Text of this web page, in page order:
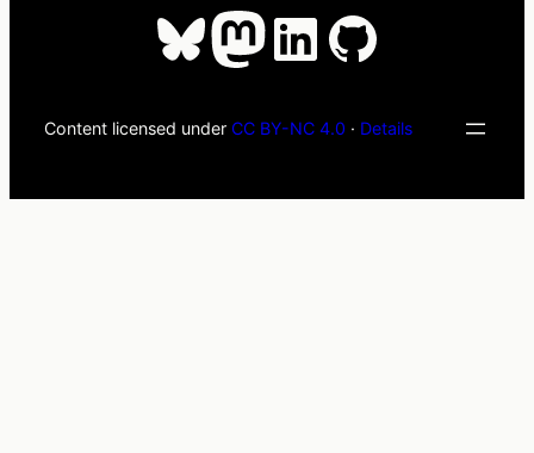
Bluesky
Mastodon
LinkedIn
GitHub
Content licensed under CC BY-NC 4.0 · Details